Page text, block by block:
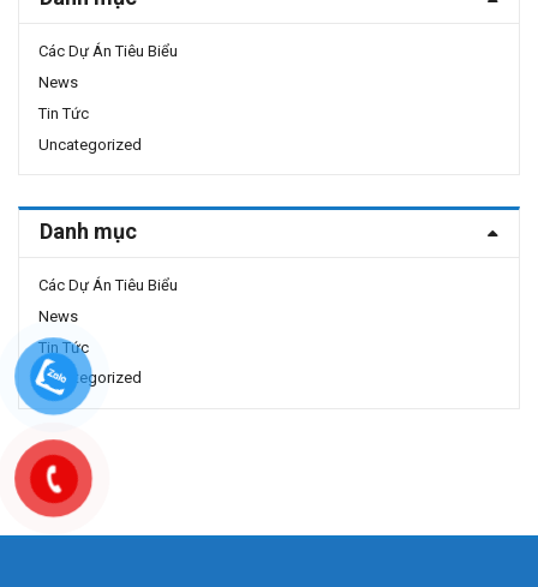
Các Dự Án Tiêu Biểu
News
Tin Tức
Uncategorized
Danh mục
Các Dự Án Tiêu Biểu
News
Tin Tức
Uncategorized